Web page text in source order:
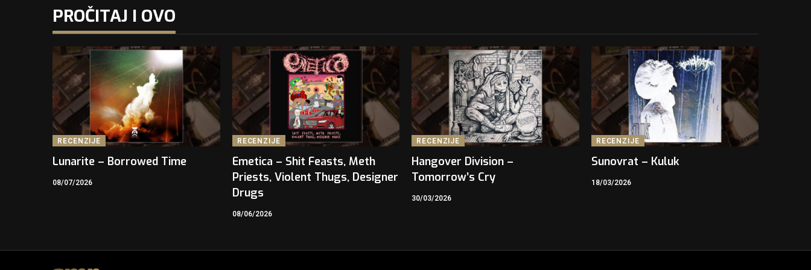
PROČITAJ I OVO
RECENZIJE
Lunarite – Borrowed Time
08/07/2026
RECENZIJE
Emetica – Shit Feasts, Meth
Priests, Violent Thugs, Designer
Drugs
08/06/2026
RECENZIJE
Hangover Division –
Tomorrow’s Cry
30/03/2026
RECENZIJE
Sunovrat – Kuluk
18/03/2026